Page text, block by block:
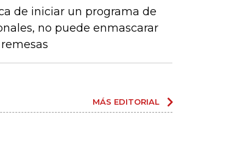
de iniciar un programa de
no puede enmascarar
MÁS EDITORIAL